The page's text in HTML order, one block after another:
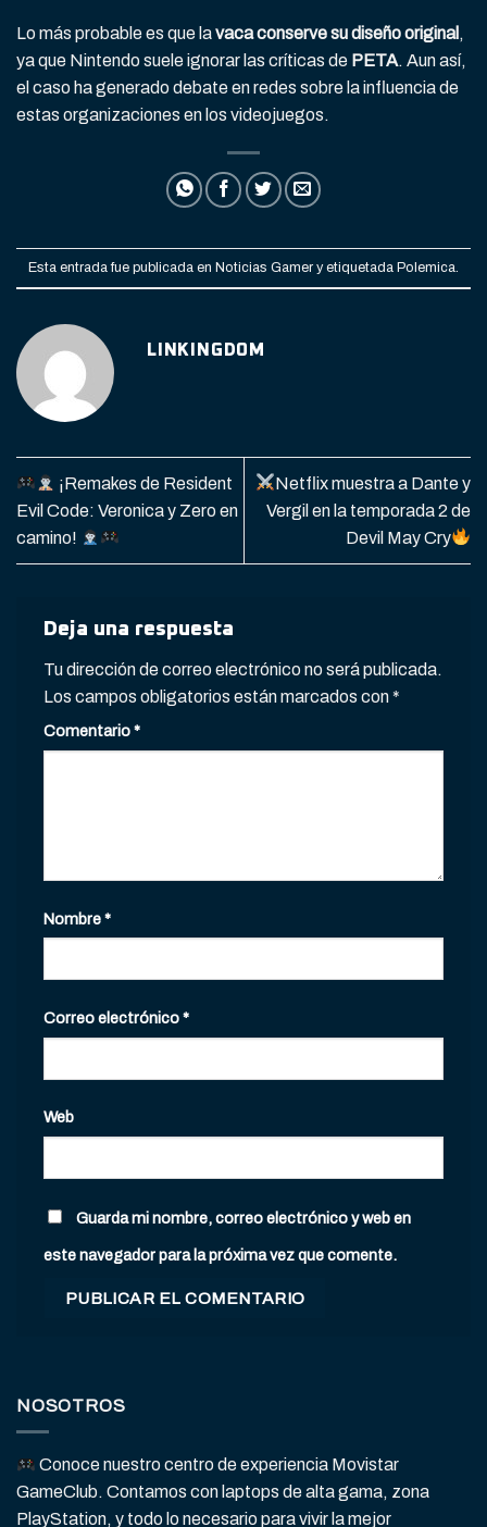
Lo más probable es que lavaca conserve su diseño original,
ya que Nintendo suele ignorar las críticas de PETA. Aun así,
el caso ha generado debate en redes sobre la influencia de
estas organizaciones en los videojuegos.
Esta entrada fue publicada en Noticias Gamer y etiquetada Polemica.
LINKINGDOM
¡Remakes de Resident
Evil Code: Veronica y Zero en
camino!
Netflix muestra a Dante y
Vergil en la temporada 2 de
Devil May Cry
Deja una respuesta
Tu dirección de correo electrónico no será publicada.
Los campos obligatorios están marcados con*
Comentario*
Nombre*
Correo electrónico*
Web
Guarda mi nombre, correo electrónico y web en
este navegador para la próxima vez que comente.
NOSOTROS
Conoce nuestro centro de experiencia Movistar
GameClub. Contamos con laptops de alta gama, zona
PlayStation, y todo lo necesario para vivir la mejor